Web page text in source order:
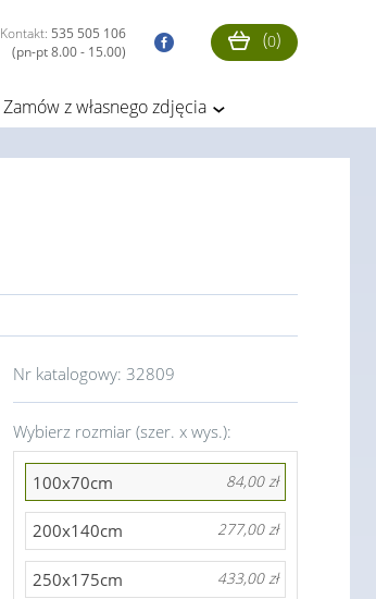
Kontakt: 535 505 106
(pn-pt 8.00 - 15.00)
(0)
Zamów z własnego zdjęcia
Nr katalogowy: 32809
Wybierz rozmiar (szer. x wys.):
100x70cm 84,00 zł
200x140cm 277,00 zł
250x175cm 433,00 zł